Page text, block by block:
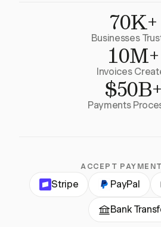
70K+
Businesses
10M+
Invoices
$50B+
Payments
ACCEPT
Stripe PayPal
Bank